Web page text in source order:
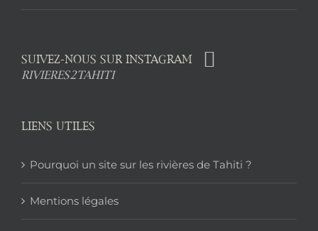
SUIVEZ-NOUS SUR INSTAGRAM
RIVIERES2TAHITI
LIENS UTILES
Pourquoi un site sur les rivières de Tahiti ?
Mentions légales